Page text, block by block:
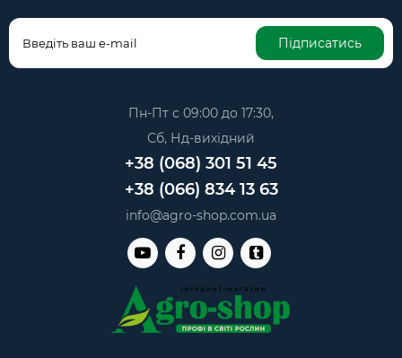
Підписатись
Пн-Пт с 09:00 до 17:30,
Сб, Нд-вихідний
+38 (068) 301 51 45
+38 (066) 834 13 63
info@agro-shop.com.ua